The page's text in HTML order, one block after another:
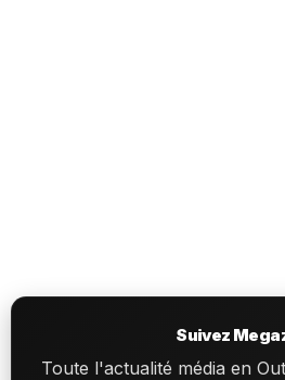
Suivez
Toute l'actualité média en